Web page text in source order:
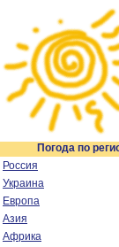
Погода по
Россия
Украина
Европа
Азия
Африка